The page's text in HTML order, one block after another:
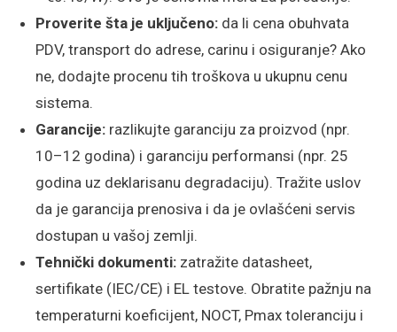
Proverite šta je uključeno: da li cena obuhvata
PDV, transport do adrese, carinu i osiguranje? Ako
ne, dodajte procenu tih troškova u ukupnu cenu
sistema.
Garancije: razlikujte garanciju za proizvod (npr.
10–12 godina) i garanciju performansi (npr. 25
godina uz deklarisanu degradaciju). Tražite uslov
da je garancija prenosiva i da je ovlašćeni servis
dostupan u vašoj zemlji.
Tehnički dokumenti: zatražite datasheet,
sertifikate (IEC/CE) i EL testove. Obratite pažnju na
temperaturni koeficijent, NOCT, Pmax toleranciju i